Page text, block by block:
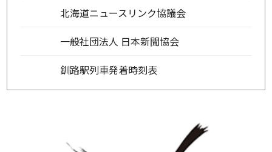
北海道ニュースリンク協議会
一般社団法人 日本新聞協会
釧路駅列車発着時刻表